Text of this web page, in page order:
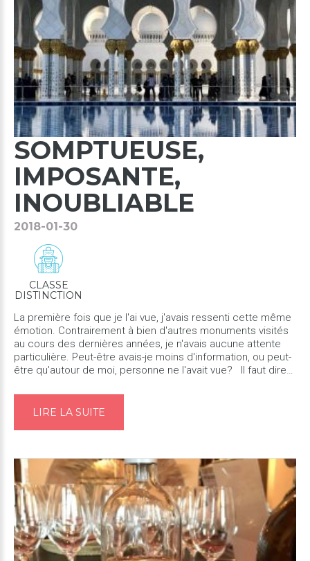
SOMPTUEUSE,
IMPOSANTE,
INOUBLIABLE
2018-01-30
CLASSE
DISTINCTION
La première fois que je l'ai vue, j'avais ressenti cette même
émotion. Contrairement à bien d'autres monuments visités
au cours des dernières années, je n'avais aucune attente
particulière. Peut-être avais-je moins d'information, ou peut-
être qu'autour de moi, personne ne l'avait vue? Il faut dire
LIRE LA SUITE